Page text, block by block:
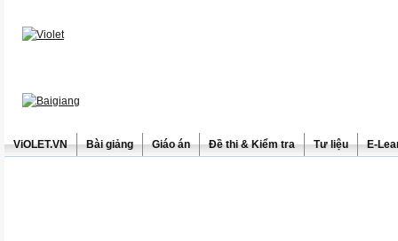
ViOLET.VN Bài giảng Giáo án Đề thi & Kiểm tra Tư liệu E-